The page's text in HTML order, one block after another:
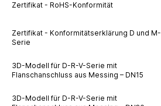
Zertifikat - RoHS-Konformität
Zertifikat - Konformitätserklärung D und M-
Serie
3D-Modell für D-R-V-Serie mit
Flanschanschluss aus Messing – DN15
3D-Modell für D-R-V-Serie mit